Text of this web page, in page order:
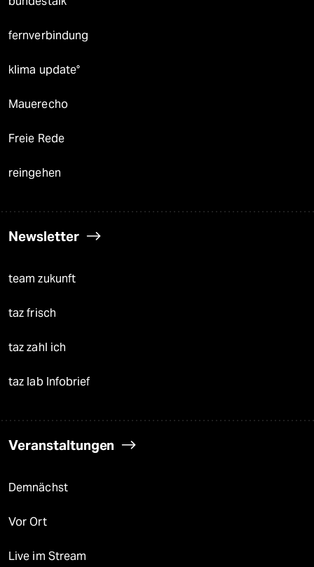
fernverbindung
klima update°
Mauerecho
Freie Rede
reingehen
Newsletter
team zukunft
taz frisch
taz zahl ich
taz lab Infobrief
Veranstaltungen
Demnächst
Vor Ort
Live im Stream